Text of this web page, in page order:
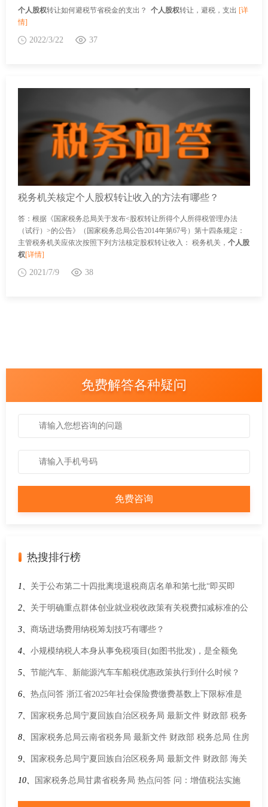
个人股权转让如何避税节省税金的支出？ 个人股权转让，避税，支出 [详
情]
2022/3/22 37
税务机关核定个人股权转让收入的方法有哪些？
答：根据《国家税务总局关于发布<股权转让所得个人所得税管理办法
（试行）>的公告》（国家税务总局公告2014年第67号）第十四条规定：
主管税务机关应依次按照下列方法核定股权转让收入： 税务机关， 个人股
权[详情]
2021/7/9 38
免费解答各种疑问
热搜排行榜
1、 关于公布第二十四批离境退税商店名单和第七批“即买即
退”商店及集中退付点的通知
2、 关于明确重点群体创业就业税收政策有关税费扣减标准的公
告
3、 商场进场费用纳税筹划技巧有哪些？
4、 小规模纳税人本身从事免税项目(如图书批发)，是全额免
税，还是月销售额10万以下免税？
5、 节能汽车、新能源汽车车船税优惠政策执行到什么时候？
6、 热点问答 浙江省2025年社会保险费缴费基数上下限标准是
多少？
7、 国家税务总局宁夏回族自治区税务局 最新文件 财政部 税务
总局关于贯彻实施契税法若干事项执行口径的公告
8、 国家税务总局云南省税务局 最新文件 财政部 税务总局 住房
城乡建设部关于延续实施支持居民换购住房有关个人所得税政
策的公告
9、 国家税务总局宁夏回族自治区税务局 最新文件 财政部 海关
总署 税务总局关于调整部分电池消费税政策的公告
10、 国家税务总局甘肃省税务局 热点问答 问：增值税法实施
后，纳税人在填报增值税及附加税费申报表时，“劳务”相关项